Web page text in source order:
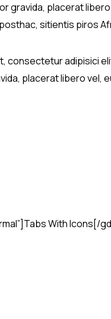
placerat
sitientis piros
adipisici
placerat libero vel,
With Icons[/